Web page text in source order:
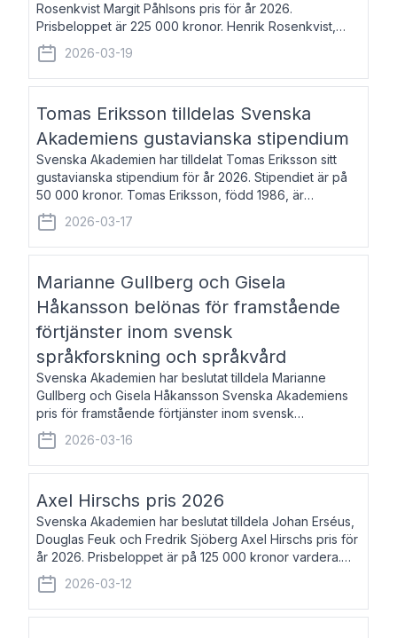
Rosenkvist Margit Påhlsons pris för år 2026.
Prisbeloppet är 225 000 kronor. Henrik Rosenkvist,
född 1965, är professor i nordiska språk vid Göteborgs
universitet. Han disputerade 2004 på avhan
2026-03-19
Tomas Eriksson tilldelas Svenska
Akademiens gustavianska stipendium
Svenska Akademien har tilldelat Tomas Eriksson sitt
gustavianska stipendium för år 2026. Stipendiet är på
50 000 kronor. Tomas Eriksson, född 1986, är
projektledare inom marknadsföring och författare och
utkom i fjol med boken Syndabocken.
2026-03-17
Marianne Gullberg och Gisela
Håkansson belönas för framstående
förtjänster inom svensk
språkforskning och språkvård
Svenska Akademien har beslutat tilldela Marianne
Gullberg och Gisela Håkansson Svenska Akademiens
pris för framstående förtjänster inom svensk
språkforskning och språkvård till minne av Carl Gabriel
och Karin Forsberg för år 2026. Prissumma
2026-03-16
Axel Hirschs pris 2026
Svenska Akademien har beslutat tilldela Johan Erséus,
Douglas Feuk och Fredrik Sjöberg Axel Hirschs pris för
år 2026. Prisbeloppet är på 125 000 kronor vardera.
Johan Erséus, född 1959, är fackboksförfattare och
journalist med mångårigt för
2026-03-12